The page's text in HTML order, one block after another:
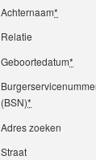
Achternaam*
Relatie
Geboortedatum*
(BSN)*
Adres zoeken
Straat